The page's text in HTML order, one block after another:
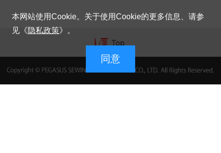
本网站使用Cookie。关于使用Cookie的更多信息、请参
见《隐私政策》。
同意